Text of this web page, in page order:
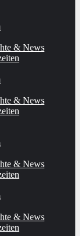
& News
& News
& News
& News